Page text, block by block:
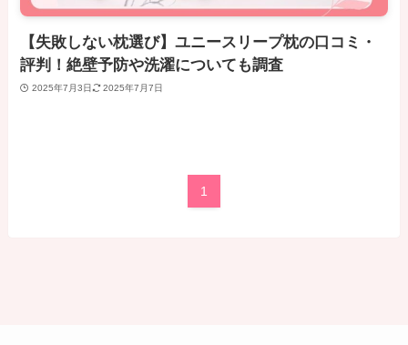
【失敗しない枕選び】ユニースリープ枕の口コミ・
評判！絶壁予防や洗濯についても調査
2025年7月3日 2025年7月7日
1